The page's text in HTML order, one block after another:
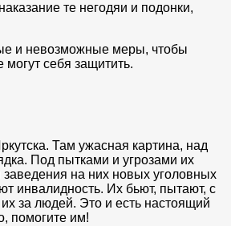
те негодяи и подонки,
и невозможные меры, чтобы
могут себя защитить.
Там ужасная картина, над
Под пытками и угрозами их
на них новых уголовных
инвалидность. Их бьют, пытают, с
за людей. Это и есть настоящий
помогите им!